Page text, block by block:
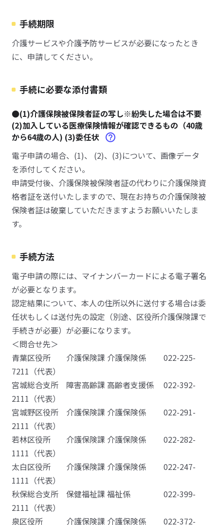
手続期限
介護サービスや介護予防サービスが必要になったとき
に、申請してください。
手続に必要な添付書類
●(1)介護保険被保険者証の写し※紛失した場合は不要
(2)加入している医療保険情報が確認できるもの（40歳
から64歳の人) (3)委任状
電子申請の場合、(1)、 (2)、(3)について、画像データ
を添付してください。
申請受付後、介護保険被保険者証の代わりに介護保険資
格者証を送付いたしますので、現在お持ちの介護保険被
保険者証は破棄していただきますようお願いいたしま
す。
手続方法
電子申請の際には、マイナンバーカードによる電子署名
が必要となります。
認定結果について、本人の住所以外に送付する場合は委
任状もしくは送付先の設定（別途、区役所介護保険課で
手続きが必要）が必要になります。
＜問合せ先＞
青葉区役所 介護保険課 介護保険係 022-225-
7211（代表）
宮城総合支所 障害高齢課 高齢者支援係 022-392-
2111（代表）
宮城野区役所 介護保険課 介護保険係 022-291-
2111（代表）
若林区役所 介護保険課 介護保険係 022-282-
1111（代表）
太白区役所 介護保険課 介護保険係 022-247-
1111（代表）
秋保総合支所 保健福祉課 福祉係 022-399-
2111（代表）
泉区役所 介護保険課 介護保険係 022-372-